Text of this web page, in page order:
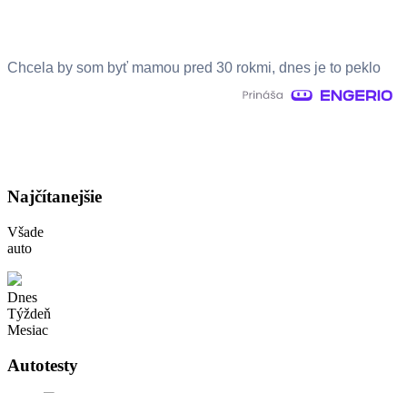
Chcela by som byť mamou pred 30 rokmi, dnes je to peklo
Najčítanejšie
Všade
auto
Dnes
Týždeň
Mesiac
Autotesty